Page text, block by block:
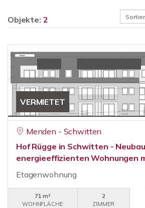
Objekte: 2
VERMIETET
Menden - Schwitten
Hof Rügge in Schwitten -
energieeffizienten Wohnungen
Etagenwohnung
71 m²
WOHNFLÄCHE
2
ZIMMER